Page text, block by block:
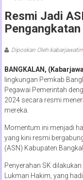
Resmi Jadi
Pengangkatan
Diposkan
BANGKALAN,
lingkungan Pemkab
Pegawai Pemerintah
2024 secara resmi
mereka.
Momentum ini menjadi
yang kini resmi
(ASN) Kabupaten
Penyerahan SK
Lukman Hakim, yang